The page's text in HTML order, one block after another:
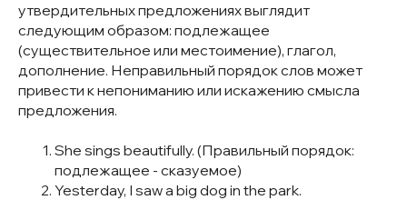
утвердительных предложениях выглядит
следующим образом: подлежащее
(существительное или местоимение), глагол,
дополнение. Неправильный порядок слов может
привести к непониманию или искажению смысла
предложения.
She sings beautifully. (Правильный порядок:
подлежащее - сказуемое)
Yesterday, I saw a big dog in the park.